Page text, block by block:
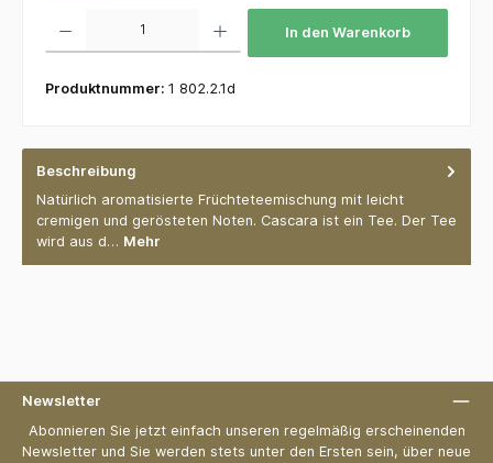
In den Warenkorb
Produktnummer: 1 802.2.1d
Beschreibung
Natürlich aromatisierte Früchteteemischung mit leicht
cremigen und gerösteten Noten. Cascara ist ein Tee. Der Tee
wird aus d… Mehr
Newsletter
Abonnieren Sie jetzt einfach unseren regelmäßig erscheinenden
Newsletter und Sie werden stets unter den Ersten sein, über neue